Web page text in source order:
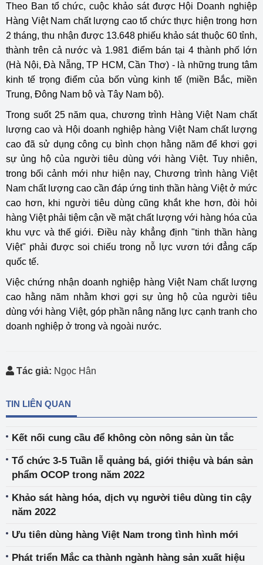
Theo Ban tổ chức, cuộc khảo sát được Hội Doanh nghiệp
Hàng Việt Nam chất lượng cao tổ chức thực hiện trong hơn
2 tháng, thu nhận được 13.648 phiếu khảo sát thuộc 60 tỉnh,
thành trên cả nước và 1.981 điểm bán tại 4 thành phố lớn
(Hà Nội, Đà Nẵng, TP HCM, Cần Thơ) - là những trung tâm
kinh tế trọng điểm của bốn vùng kinh tế (miền Bắc, miền
Trung, Đông Nam bộ và Tây Nam bộ).
Trong suốt 25 năm qua, chương trình Hàng Việt Nam chất
lượng cao và Hội doanh nghiệp hàng Việt Nam chất lượng
cao đã sử dụng công cụ bình chọn hằng năm để khơi gợi
sự ủng hộ của người tiêu dùng với hàng Việt. Tuy nhiên,
trong bối cảnh mới như hiện nay, Chương trình hàng Việt
Nam chất lượng cao cần đáp ứng tinh thần hàng Việt ở mức
cao hơn, khi người tiêu dùng cũng khắt khe hơn, đòi hỏi
hàng Việt phải tiệm cận về mặt chất lượng với hàng hóa của
khu vực và thế giới. Điều này khẳng định "tinh thần hàng
Việt" phải được soi chiếu trong nỗ lực vươn tới đẳng cấp
quốc tế.
Việc chứng nhận doanh nghiệp hàng Việt Nam chất lượng
cao hằng năm nhằm khơi gợi sự ủng hộ của người tiêu
dùng với hàng Việt, góp phần nâng năng lực cạnh tranh cho
doanh nghiệp ở trong và ngoài nước.
Tác giả: Ngọc Hân
TIN LIÊN QUAN
Kết nối cung cầu để không còn nông sản ùn tắc
Tổ chức 3-5 Tuần lễ quảng bá, giới thiệu và bán sản
phẩm OCOP trong năm 2022
Khảo sát hàng hóa, dịch vụ người tiêu dùng tin cậy
năm 2022
Ưu tiên dùng hàng Việt Nam trong tình hình mới
Phát triển Mắc ca thành ngành hàng sản xuất hiệu